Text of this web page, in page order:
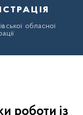
обласної
роботи із